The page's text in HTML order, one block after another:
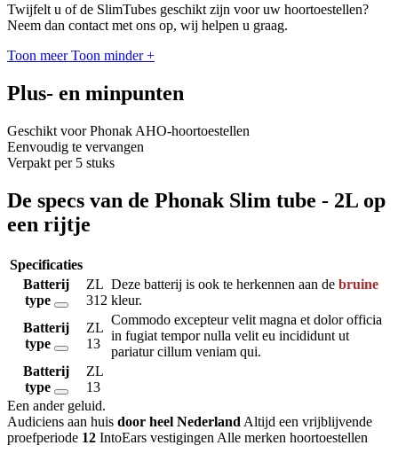
Twijfelt u of de SlimTubes geschikt zijn voor uw hoortoestellen?
Neem dan contact met ons op, wij helpen u graag.
Toon meer Toon minder +
Plus- en minpunten
Geschikt voor Phonak AHO-hoortoestellen
Eenvoudig te vervangen
Verpakt per 5 stuks
De specs van de Phonak Slim tube - 2L op
een rijtje
Specificaties
Batterij
type
ZL
312
Deze batterij is ook te herkennen aan de bruine
kleur.
Batterij
type
ZL
13
Commodo excepteur velit magna et dolor officia
in fugiat tempor nulla velit eu incididunt ut
pariatur cillum veniam qui.
Batterij
type
ZL
13
Een ander geluid.
Audiciens aan huis door heel Nederland Altijd een vrijblijvende
proefperiode 12 IntoEars vestigingen Alle merken hoortoestellen